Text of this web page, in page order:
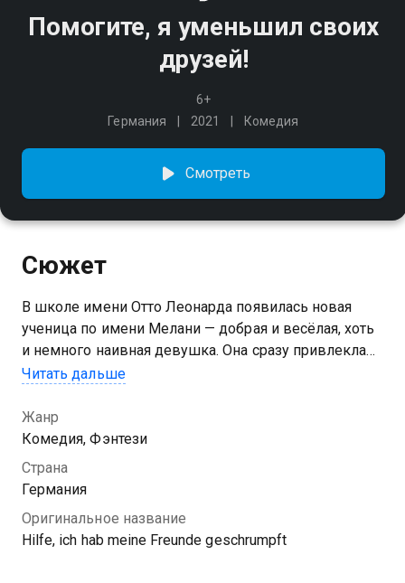
Помогите, я уменьшил своих
друзей!
6+
Германия
2021 Комедия
Смотреть
Сюжет
В школе имени Отто Леонарда появилась новая
ученица по имени Мелани — добрая и весёлая, хоть
и немного наивная девушка. Она сразу привлекла
внимание Феликса, но не понравилась его друзьям,
к участившимся мелким кражам. Однажды, когда
из-за этих краж чуть не сорвалось свидание
Феликса и Мелани, подросток решает наказать
друзей, уменьшив их в десять раз. Что могло
пойти так?
Читать дальше
Жанр
Комедия, Фэнтези
Страна
Германия
Оригинальное название
Hilfe, ich hab meine Freunde geschrumpft